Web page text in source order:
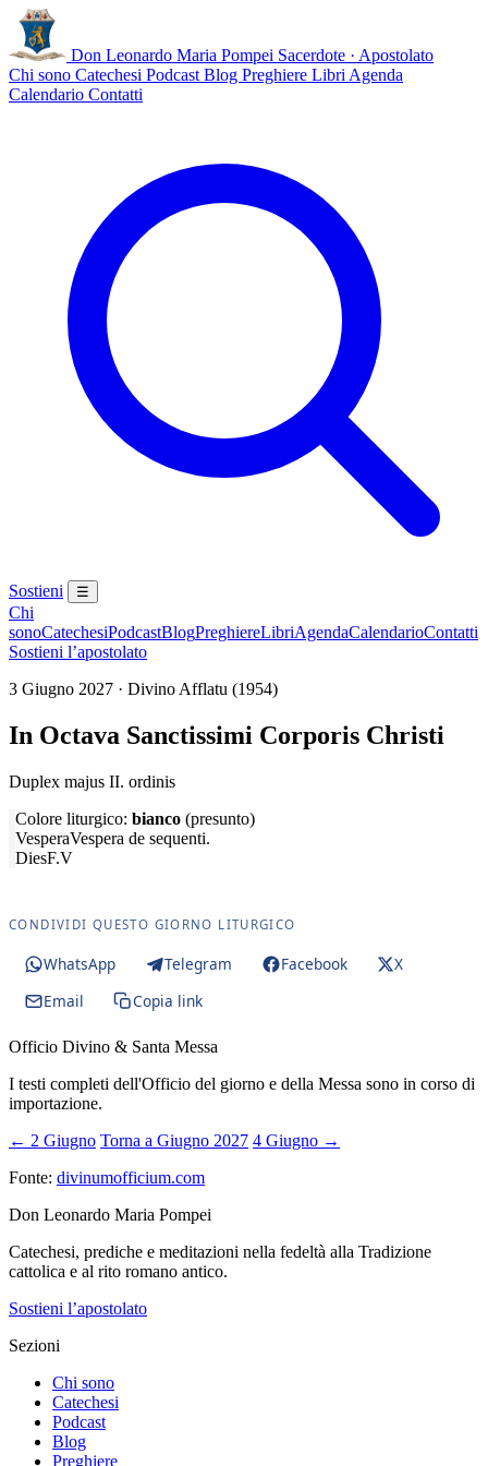
Don Leonardo Maria Pompei Sacerdote · Apostolato
Chi sono Catechesi Podcast Blog Preghiere Libri Agenda
Calendario Contatti
Sostieni ☰
Chi
sonoCatechesiPodcastBlogPreghiereLibriAgendaCalendarioContatti
Sostieni l’apostolato
3 Giugno 2027 · Divino Afflatu (1954)
In Octava Sanctissimi Corporis Christi
Duplex majus II. ordinis
Colore liturgico: bianco (presunto)
VesperaVespera de sequenti.
DiesF.V
CONDIVIDI QUESTO GIORNO LITURGICO
WhatsApp Telegram Facebook
X
Email
Copia link
Officio Divino & Santa Messa
I testi completi dell'Officio del giorno e della Messa sono in corso di
importazione.
← 2 Giugno Torna a Giugno 2027 4 Giugno →
Fonte: divinumofficium.com
Don Leonardo Maria Pompei
Catechesi, prediche e meditazioni nella fedeltà alla Tradizione
cattolica e al rito romano antico.
Sostieni l’apostolato
Sezioni
Chi sono
Catechesi
Podcast
Blog
Preghiere